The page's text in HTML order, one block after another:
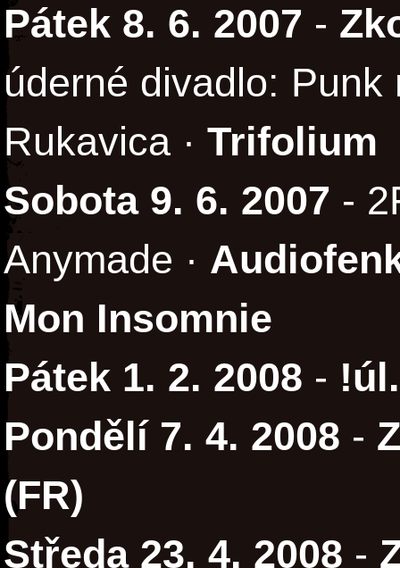
Pátek 8. 6. 2007 -
úderné divadlo:
Rukavica · Trifolium
Sobota 9. 6. 2007 -
Anymade ·
Mon Insomnie
Pátek 1. 2. 2008 -
Pondělí 7. 4. 2008 -
(FR)
Středa 23. 4. 2008 -